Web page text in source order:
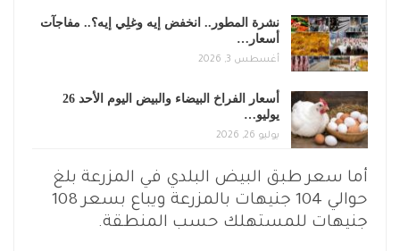
نشرة المطور.. انخفض إيه وغلِي إيه؟.. مفاجآت
أسعار…
أغسطس 3, 2026
أسعار الفراخ البيضاء والبيض اليوم الأحد 26
يوليو…
يوليو 26, 2026
أما سعر طبق البيض البلدي في المزرعة بلغ
حوالي 104 جنيهات بالمزرعة ويباع بسعر 108
جنيهات للمستهلك حسب المنطقة.